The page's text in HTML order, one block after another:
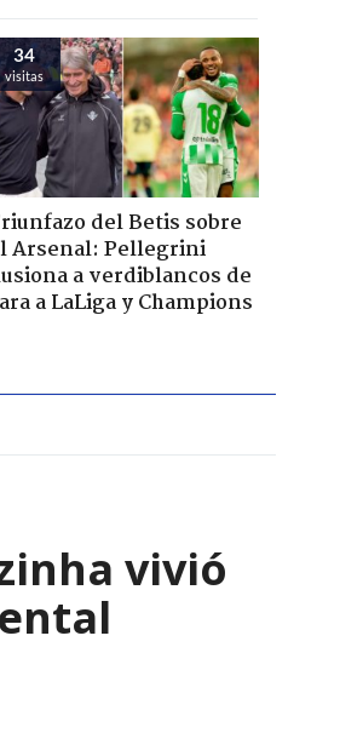
34
visitas
del Betis sobre
Arsenal: Pellegrini
a verdiblancos de
a LaLiga y Champions
vivió